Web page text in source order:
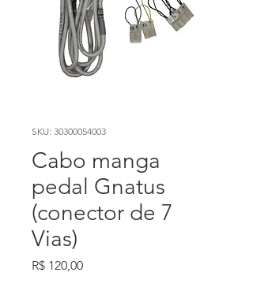
SKU: 30300054003
Cabo manga
pedal Gnatus
(conector de 7
Vias)
R$ 120,00Preço